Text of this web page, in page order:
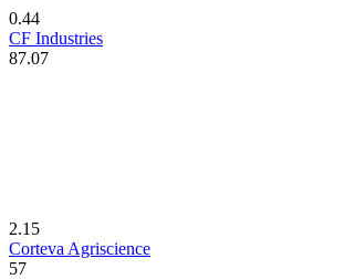
0.44
CF Industries
87.07
2.15
Corteva Agriscience
57